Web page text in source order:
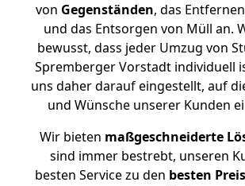
von Gegenständen, das
und das Entsorgen von Müll an.
bewusst, dass jeder Umzug von
Spremberger Vorstadt individuell
uns daher darauf eingestellt, auf
und Wünsche unserer Kunden
Wir bieten maßgeschneiderte
sind immer bestrebt, unseren
besten Service zu den besten